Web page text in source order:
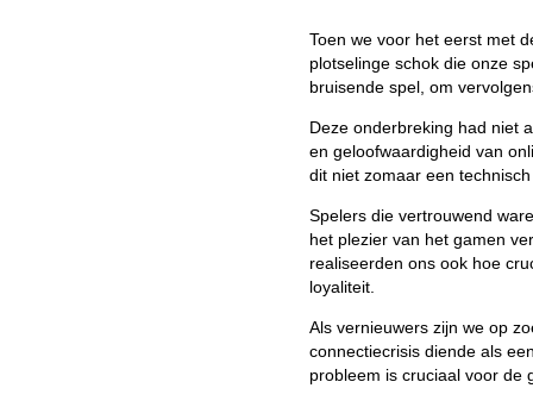
Toen we voor het eerst met
plotselinge schok die onze
bruisende spel, om
Deze onderbreking had niet
en geloofwaardigheid van
dit niet zomaar een
Spelers die vertrouwend
het plezier van het gamen
realiseerden ons ook hoe
loyaliteit.
Als vernieuwers zijn we op
connectiecrisis diende als
probleem is cruciaal voor de